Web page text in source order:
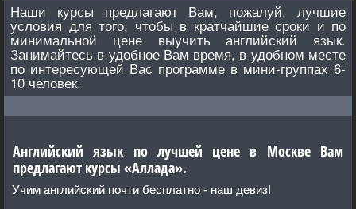
Наши курсы предлагают Вам, пожалуй, лучшие
условия для того, чтобы в кратчайшие сроки и по
минимальной цене выучить английский язык.
Занимайтесь в удобное Вам время, в удобном месте
по интересующей Вас программе в мини-группах 6-
10 человек.
Английский язык по лучшей цене в Москве Вам
предлагают курсы «Аллада».
Учим английский почти бесплатно - наш девиз!